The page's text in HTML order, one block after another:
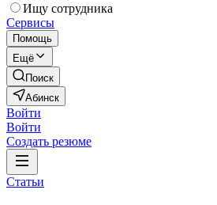
Ищу сотрудника
Сервисы
Помощь
Ещё
Поиск
Абинск
Войти
Войти
Создать резюме
Статьи